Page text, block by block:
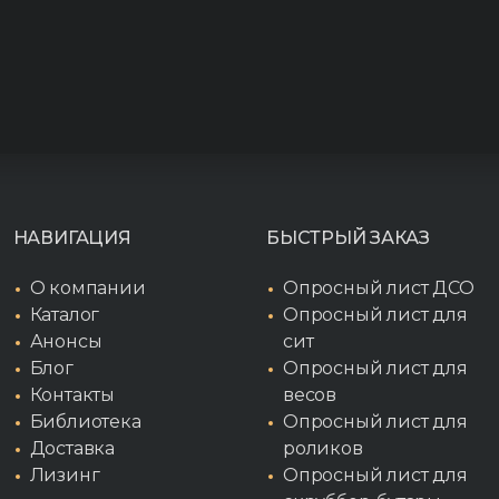
НАВИГАЦИЯ
О компании
Каталог
Анонсы
Блог
Контакты
Библиотека
Доставка
Лизинг
БЫСТРЫЙ ЗАКАЗ
Опросный лист ДСО
Опросный лист для
сит
Опросный лист для
весов
Опросный лист для
роликов
Опросный лист для